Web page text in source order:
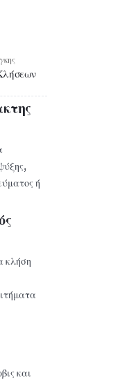
ή
κλήση
και